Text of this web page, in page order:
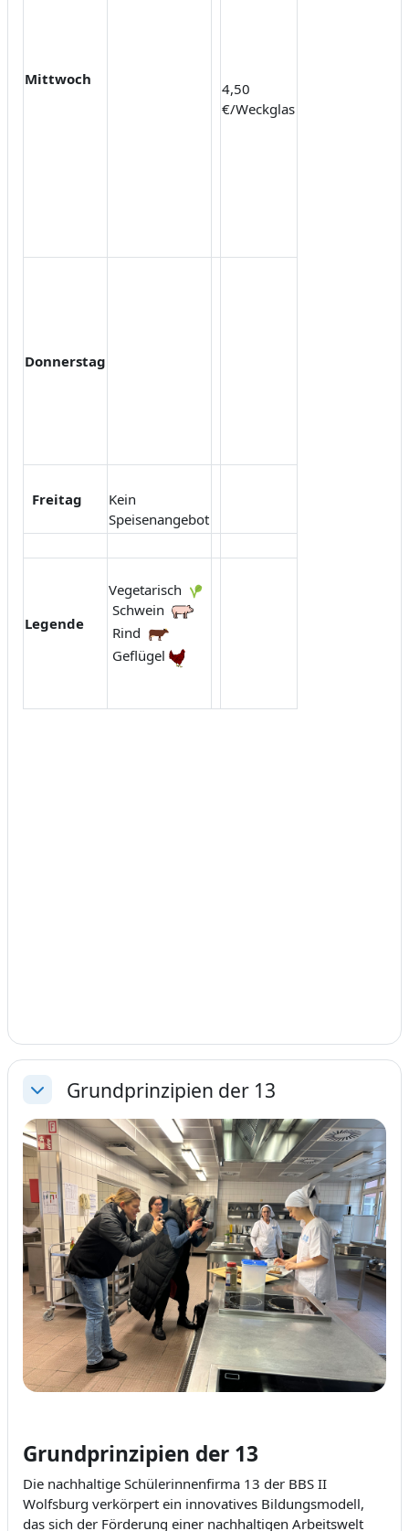
Mittwoch
4,50
€/Weckglas
Donnerstag
Freitag
Kein
Speisenangebot
Legende
Vegetarisch
Schwein
Rind
Geflügel
EinklappenGrundprinzipien der 13
Grundprinzipien der 13
Die nachhaltige Schülerinnenfirma 13 der BBS II
Wolfsburg verkörpert ein innovatives Bildungsmodell,
das sich der Förderung einer nachhaltigen Arbeitswelt